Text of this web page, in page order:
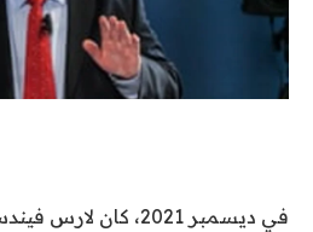
في ديسمبر 2021، كان